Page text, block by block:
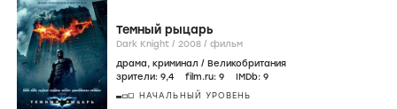
Темный рыцарь
Dark Knight / 2008 / фильм
драма, криминал / Великобритания
зрители: 9,4 film.ru: 9 IMDb: 9
НАЧАЛЬНЫЙ УРОВЕНЬ